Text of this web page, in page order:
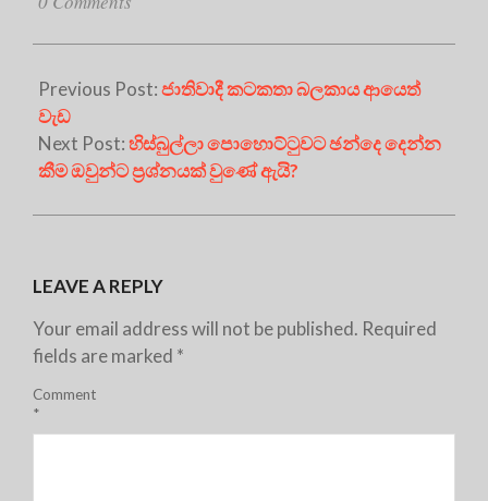
Previous Post:ජාතිවාදී කටකතා බලකාය ආයෙත්
වැඩ
Next Post:හිස්බුල්ලා පොහොට්ටුවට ඡන්දෙ දෙන්න
කීම ඔවුන්ට ප්‍රශ්නයක් වුණේ ඇයි?
LEAVE A REPLY
Your email address will not be published. Required
fields are marked *
Comment
*